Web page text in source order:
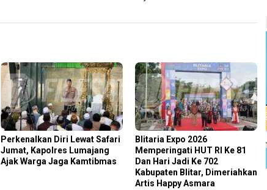
Perkenalkan Diri Lewat Safari
Jumat, Kapolres Lumajang
Ajak Warga Jaga Kamtibmas
Blitaria Expo 2026
Memperingati HUT RI Ke 81
Dan Hari Jadi Ke 702
Kabupaten Blitar, Dimeriahkan
Artis Happy Asmara